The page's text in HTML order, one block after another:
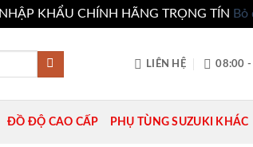
KHẨU CHÍNH HÃNG TRỌNG TÍN Bỏ
LIÊN HỆ 08:00
ĐỒ ĐỘ CAO CẤP PHỤ TÙNG SUZUKI KHÁC